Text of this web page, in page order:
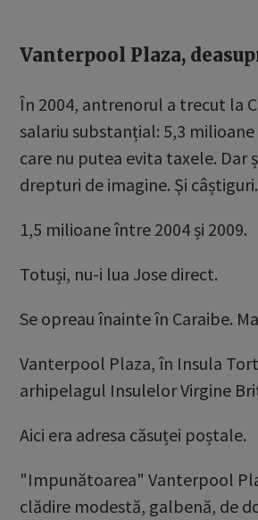
Vanterpool Plaza,
În 2004, antrenorul a trecut la
salariu substanțial: 5,3
care nu putea evita taxele. Dar
drepturi de imagine. Și câștiguri.
1,5 milioane între 2004 și 2009.
Totuși, nu-i lua Jose direct.
Se opreau înainte în Caraibe.
Vanterpool Plaza, în Insula
arhipelagul Insulelor Virgine
Aici era adresa căsuței poștale.
"Impunătoarea" Vanterpool
clădire modestă, galbenă, de